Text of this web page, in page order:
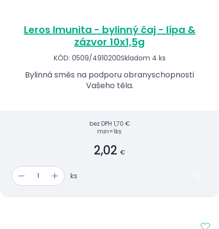
Leros Imunita - bylinný čaj - lípa &
zázvor 10x1,5g
KÓD: 0509/4910200Skladom 4 ks
Bylinná směs na podporu obranyschopnosti
Vašeho těla.
bez DPH 1,70 €
min=1ks
2,02 €
ks